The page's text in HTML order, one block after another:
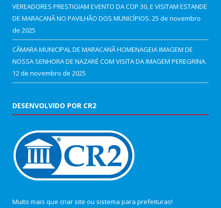
VEREADORES PRESTIGIAM EVENTO DA COP 30, E VISITAM ESTANDE
DE MARACANÃ NO PAVILHÃO DOS MUNICÍPIOS. 25 de novembro
de 2025
CÂMARA MUNICIPAL DE MARACANÃ HOMENAGEIA IMAGEM DE
NOSSA SENHORA DE NAZARÉ COM VISITA DA IMAGEM PEREGRINA.
12 de novembro de 2025
DESENVOLVIDO POR CR2
Muito mais que criar site ou sistema para prefeituras!